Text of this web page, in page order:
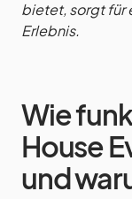
bietet, sorgt für
Erlebnis.
Wie
House
und